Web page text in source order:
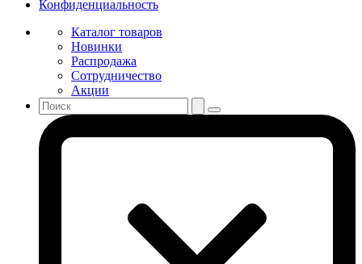
Конфиденциальность
Каталог товаров
Новинки
Распродажа
Сотрудничество
Акции